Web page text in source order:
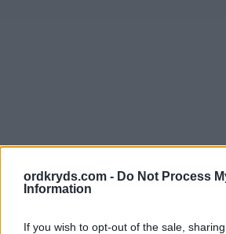
ordkryds.com - Do Not Process
Information
If you wish to opt-out of the sale,